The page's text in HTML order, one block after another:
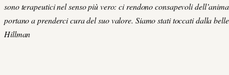
sono terapeutici nel senso più vero: ci rendono consapevoli
portano a prenderci cura del suo valore. Siamo stati toccati dalla
Hillman